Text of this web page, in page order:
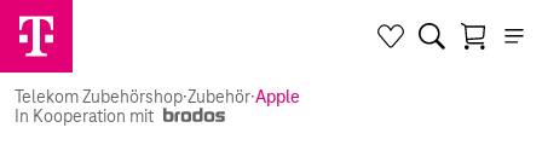
Telekom Zubehörshop·Zubehör·Apple
In Kooperation mit